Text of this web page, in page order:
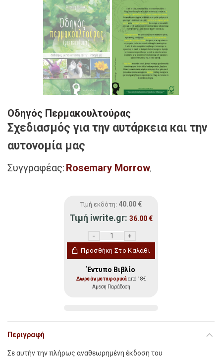
Οδηγός Περμακουλτούρας
Σχεδιασμός για την αυτάρκεια και την
αυτονομία μας
Συγγραφέας: Rosemary Morrow,
Τιμή εκδότη: 40.00 €
Τιμή iwrite.gr: 36.00€
Οδηγός Περμακουλτούρας ποσότητα
Προσθήκη Στο Καλάθι
Έντυπο Βιβλίο
Δωρεάν μεταφορικάαπό 18€
Αμεση Παράδοση
Περιγραφή
Σε αυτήν την πλήρως αναθεωρημένη έκδοση του